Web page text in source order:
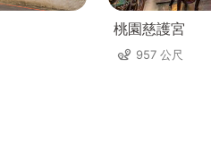
桃園慈護宮
957 公尺